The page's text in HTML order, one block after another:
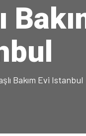
Bakım Evi Istanbul